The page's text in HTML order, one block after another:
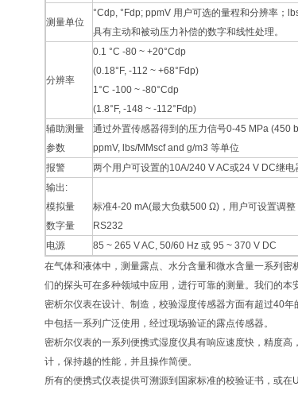
测量单位
°Cdp, °Fdp; ppmV 用户可选的量程和分辨率；
具有主动和被动压力补偿的数字和线性处理。
分辨率
0.1 °C -80 ~ +20°Cdp
(0.18°F, -112 ~ +68°Fdp)
1°C -100 ~ -80°Cdp
(1.8°F, -148 ~ -112°Fdp)
辅助测量
参数
通过外置传感器得到的压力信号0-45 MPa (450
ppmV, lbs/MMscf and g/m3 等单位
报警
两个用户可设置的10A/240 V AC或24 V DC继电
输出:
模拟量
数字量
标准4-20 mA(最大负载500 Ω)，用户可设置调整
RS232
电源
85 ~ 265 V AC, 50/60 Hz 或 95 ~ 370 V DC
在气体和液体中，测量露点、水分含量和微水含量一系列
们的探头可在多种领域中应用，进行可靠的测量。我们的本
密析尔仪表在设计、制造，校验湿度传感器方面有超过40
中包括一系列广泛使用，经过现场验证的露点传感器。
密析尔仪表的一系列便携式湿度仪具有响应速度快，精度
计，保持越的性能，并且操作简便。
所有的便携式仪表提供可溯源到国家标准的校验证书，或